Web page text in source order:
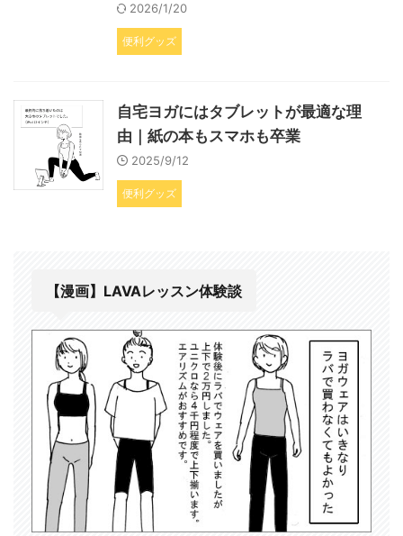
2026/1/20
便利グッズ
自宅ヨガにはタブレットが最適な理
由｜紙の本もスマホも卒業
2025/9/12
便利グッズ
【漫画】LAVAレッスン体験談